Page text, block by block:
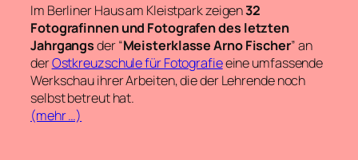
Im Berliner Haus am Kleistpark zeigen32
Fotografinnen und Fotografendes letzten
Jahrgangsder “Meisterklasse Arno Fischer” an
derOstkreuzschule für Fotografieeine umfassende
Werkschau ihrer Arbeiten, die der Lehrende noch
selbst betreut hat.
(mehr …)